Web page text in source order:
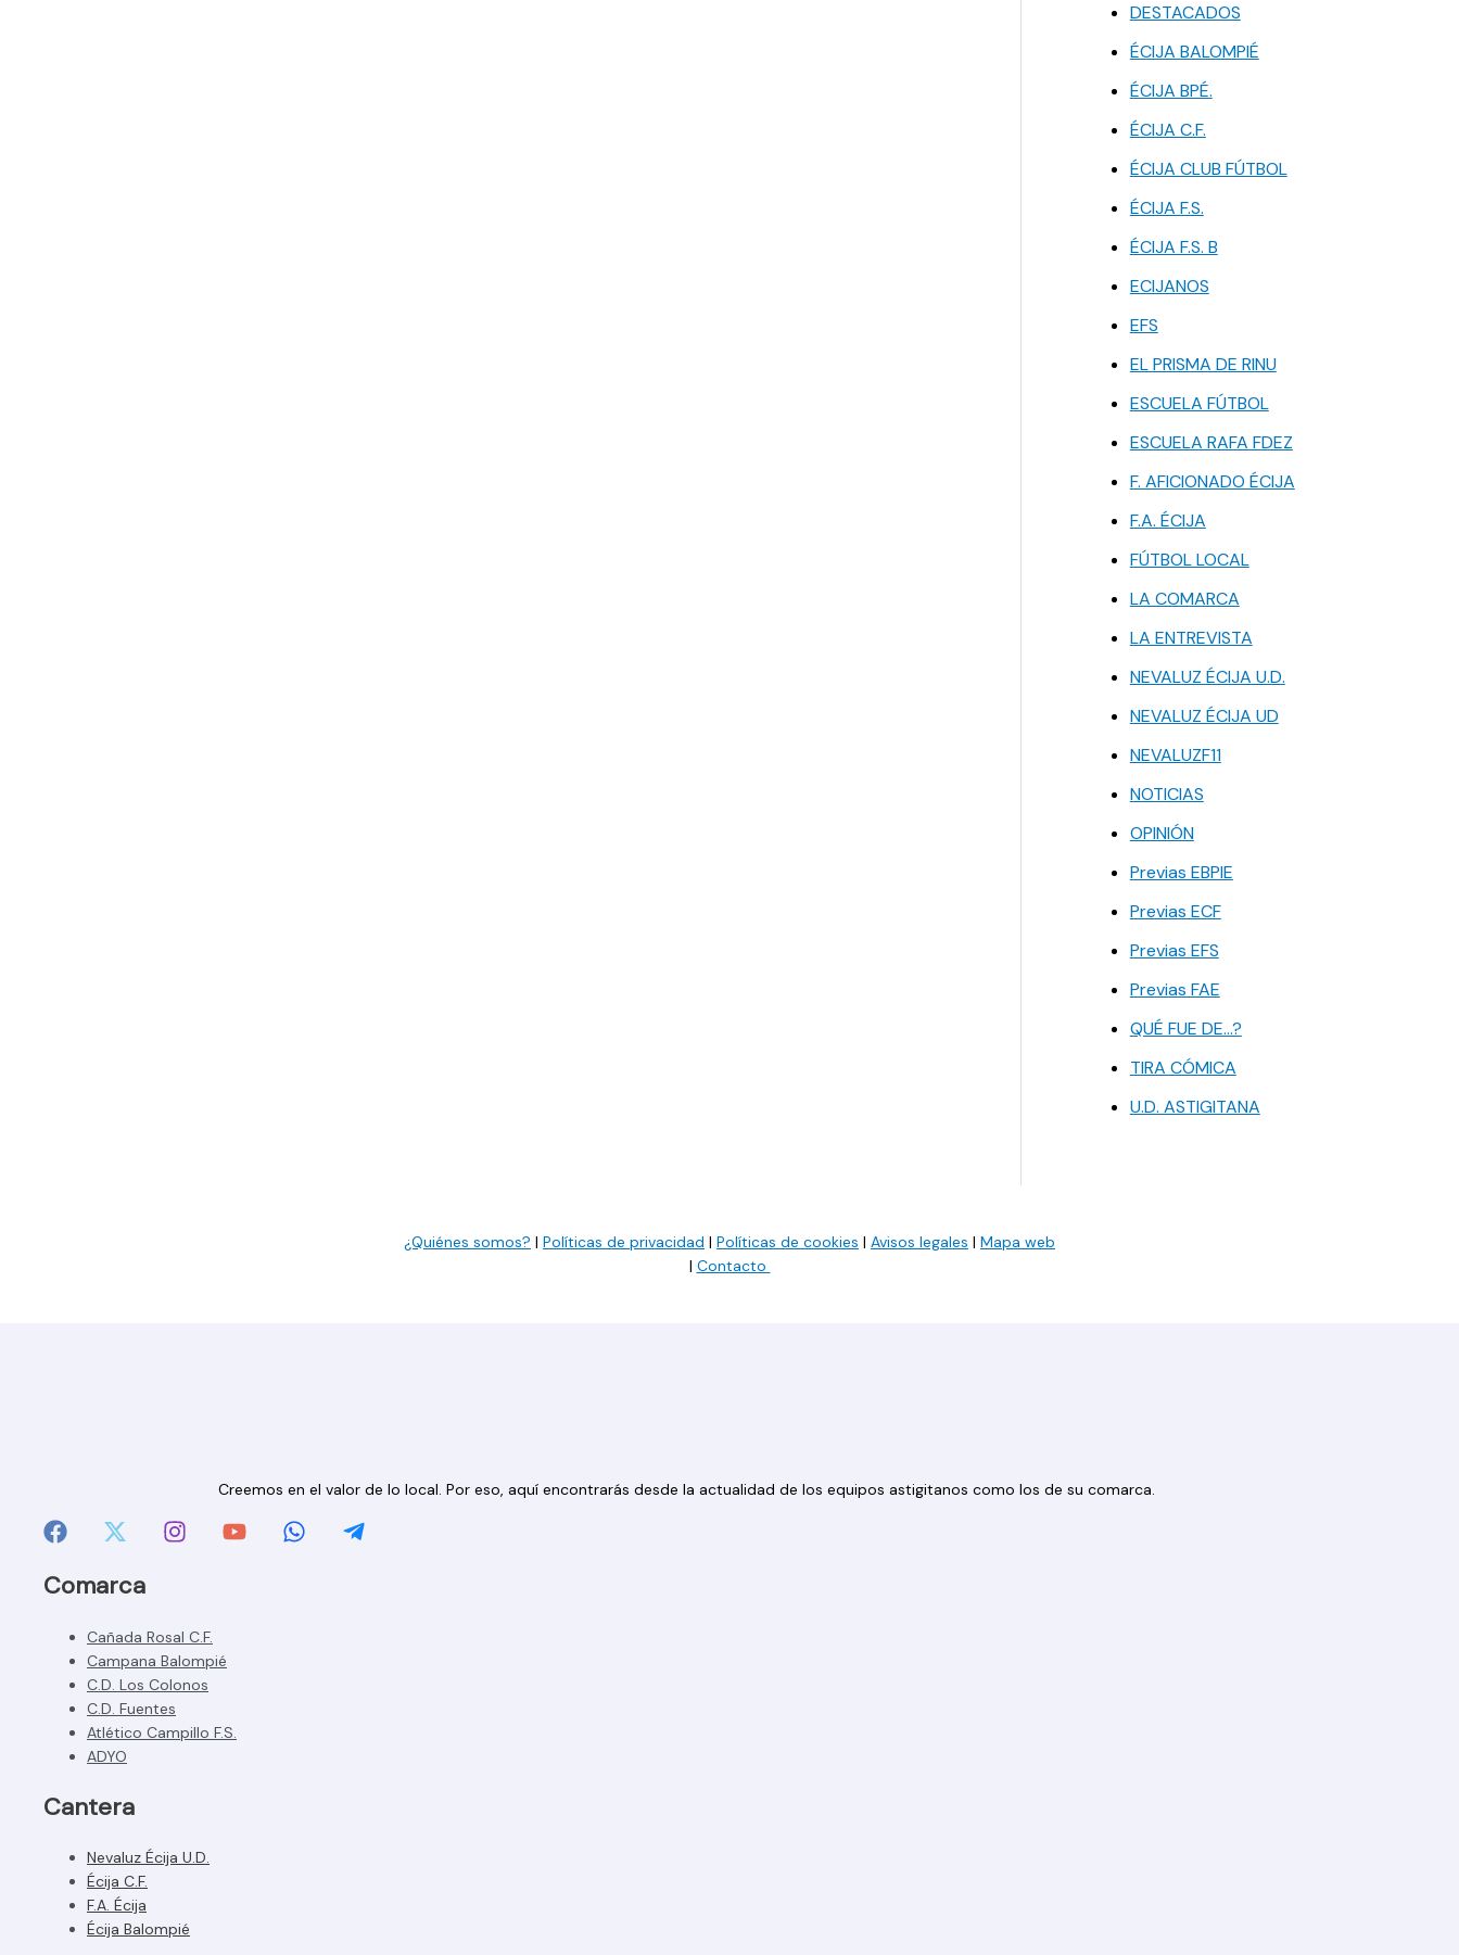
DESTACADOS
ÉCIJA BALOMPIÉ
ÉCIJA BPÉ.
ÉCIJA C.F.
ÉCIJA CLUB FÚTBOL
ÉCIJA F.S.
ÉCIJA F.S. B
ECIJANOS
EFS
EL PRISMA DE RINU
ESCUELA FÚTBOL
ESCUELA RAFA FDEZ
F. AFICIONADO ÉCIJA
F.A. ÉCIJA
FÚTBOL LOCAL
LA COMARCA
LA ENTREVISTA
NEVALUZ ÉCIJA U.D.
NEVALUZ ÉCIJA UD
NEVALUZF11
NOTICIAS
OPINIÓN
Previas EBPIE
Previas ECF
Previas EFS
Previas FAE
QUÉ FUE DE…?
TIRA CÓMICA
U.D. ASTIGITANA
¿Quiénes somos? | Políticas de privacidad | Políticas de cookies | Avisos legales | Mapa web
| Contacto
Creemos en el valor de lo local. Por eso, aquí encontrarás desde la actualidad de los equipos astigitanos como los de su comarca.
Comarca
Cañada Rosal C.F.
Campana Balompié
C.D. Los Colonos
C.D. Fuentes
Atlético Campillo F.S.
ADYO
Cantera
Nevaluz Écija U.D.
Écija C.F.
F.A. Écija
Écija Balompié